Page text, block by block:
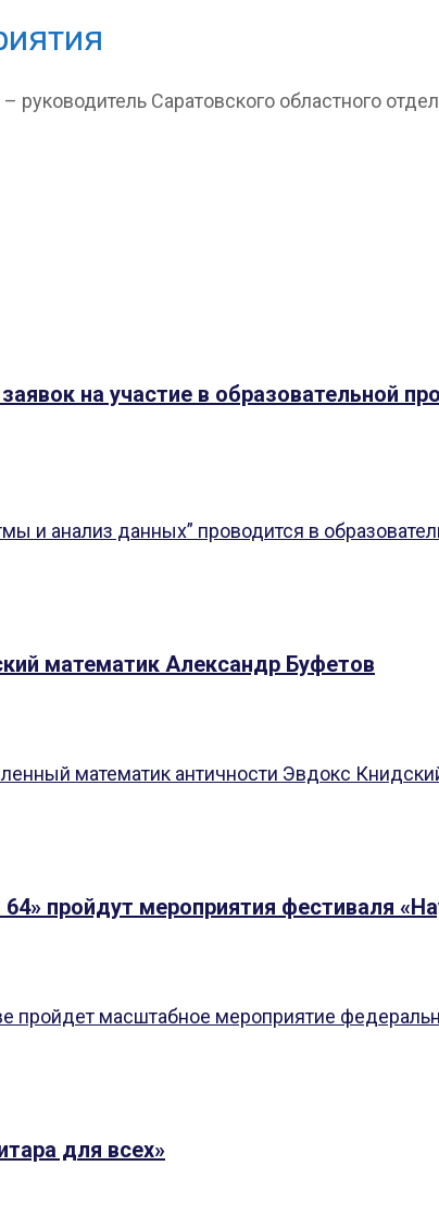
– руководитель Саратовского областного
на участие в образовательной
и анализ данных” проводится в
математик Александр Буфетов
математик античности Эвдокс
пройдут мероприятия фестиваля
пройдет масштабное мероприятие
для всех»